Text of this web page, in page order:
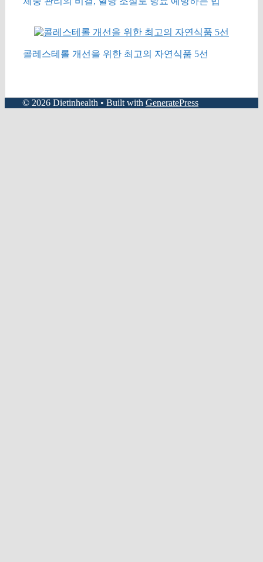
콜레스테롤 개선을 위한 최고의 자연식품 5선
© 2026 Dietinhealth • Built with GeneratePress